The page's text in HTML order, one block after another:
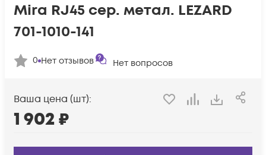
Mira RJ45 сер. метал. LEZARD
701-1010-141
0 Нет отзывов Нет вопросов
Ваша цена (шт):
1 902₽